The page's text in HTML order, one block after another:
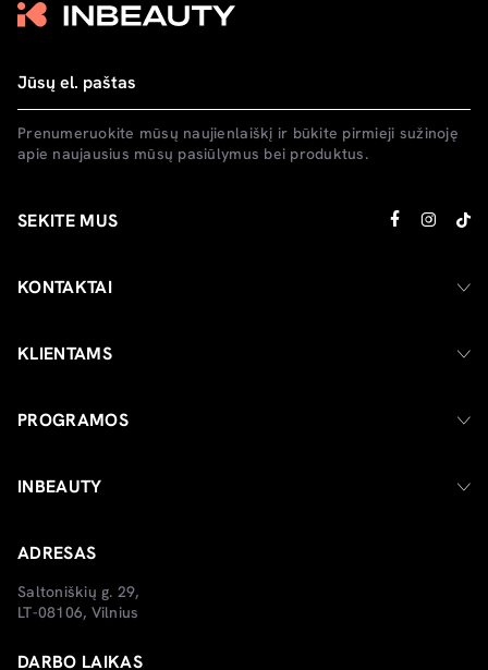
Prenumeruokite mūsų naujienlaiškį ir būkite pirmieji sužinoję
apie naujausius mūsų pasiūlymus bei produktus.
SEKITE MUS
KONTAKTAI
KLIENTAMS
PROGRAMOS
INBEAUTY
ADRESAS
Saltoniškių g. 29,
LT-08106, Vilnius
DARBO LAIKAS